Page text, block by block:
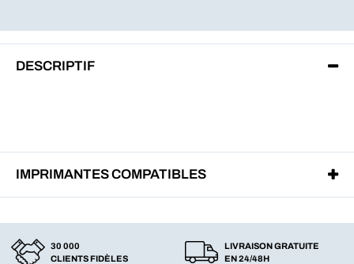
DESCRIPTIF
IMPRIMANTES COMPATIBLES
30 000
CLIENTS FIDÈLES
LIVRAISON GRATUITE
EN 24/48H